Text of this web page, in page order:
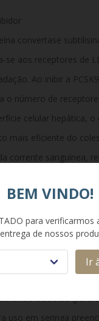
convertase
se aos receptores de
Ao inibir a
o número de
celular hepática, o
mais eficiente do
corrente sanguínea,
injetável contém
de sódio (para
uso em seringa
BEM VINDO!
para verificarmos
de nossos
Ir